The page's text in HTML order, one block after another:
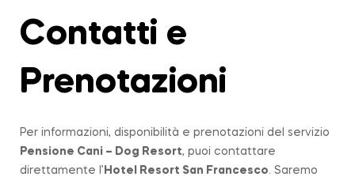
Contatti e
Prenotazioni
Per informazioni, disponibilità e prenotazioni del servizio
Pensione Cani – Dog Resort, puoi contattare
direttamente l’ Hotel Resort San Francesco . Saremo